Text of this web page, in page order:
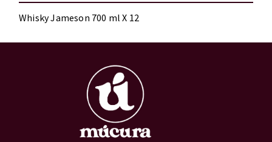
Whisky Jameson 700 ml X 12